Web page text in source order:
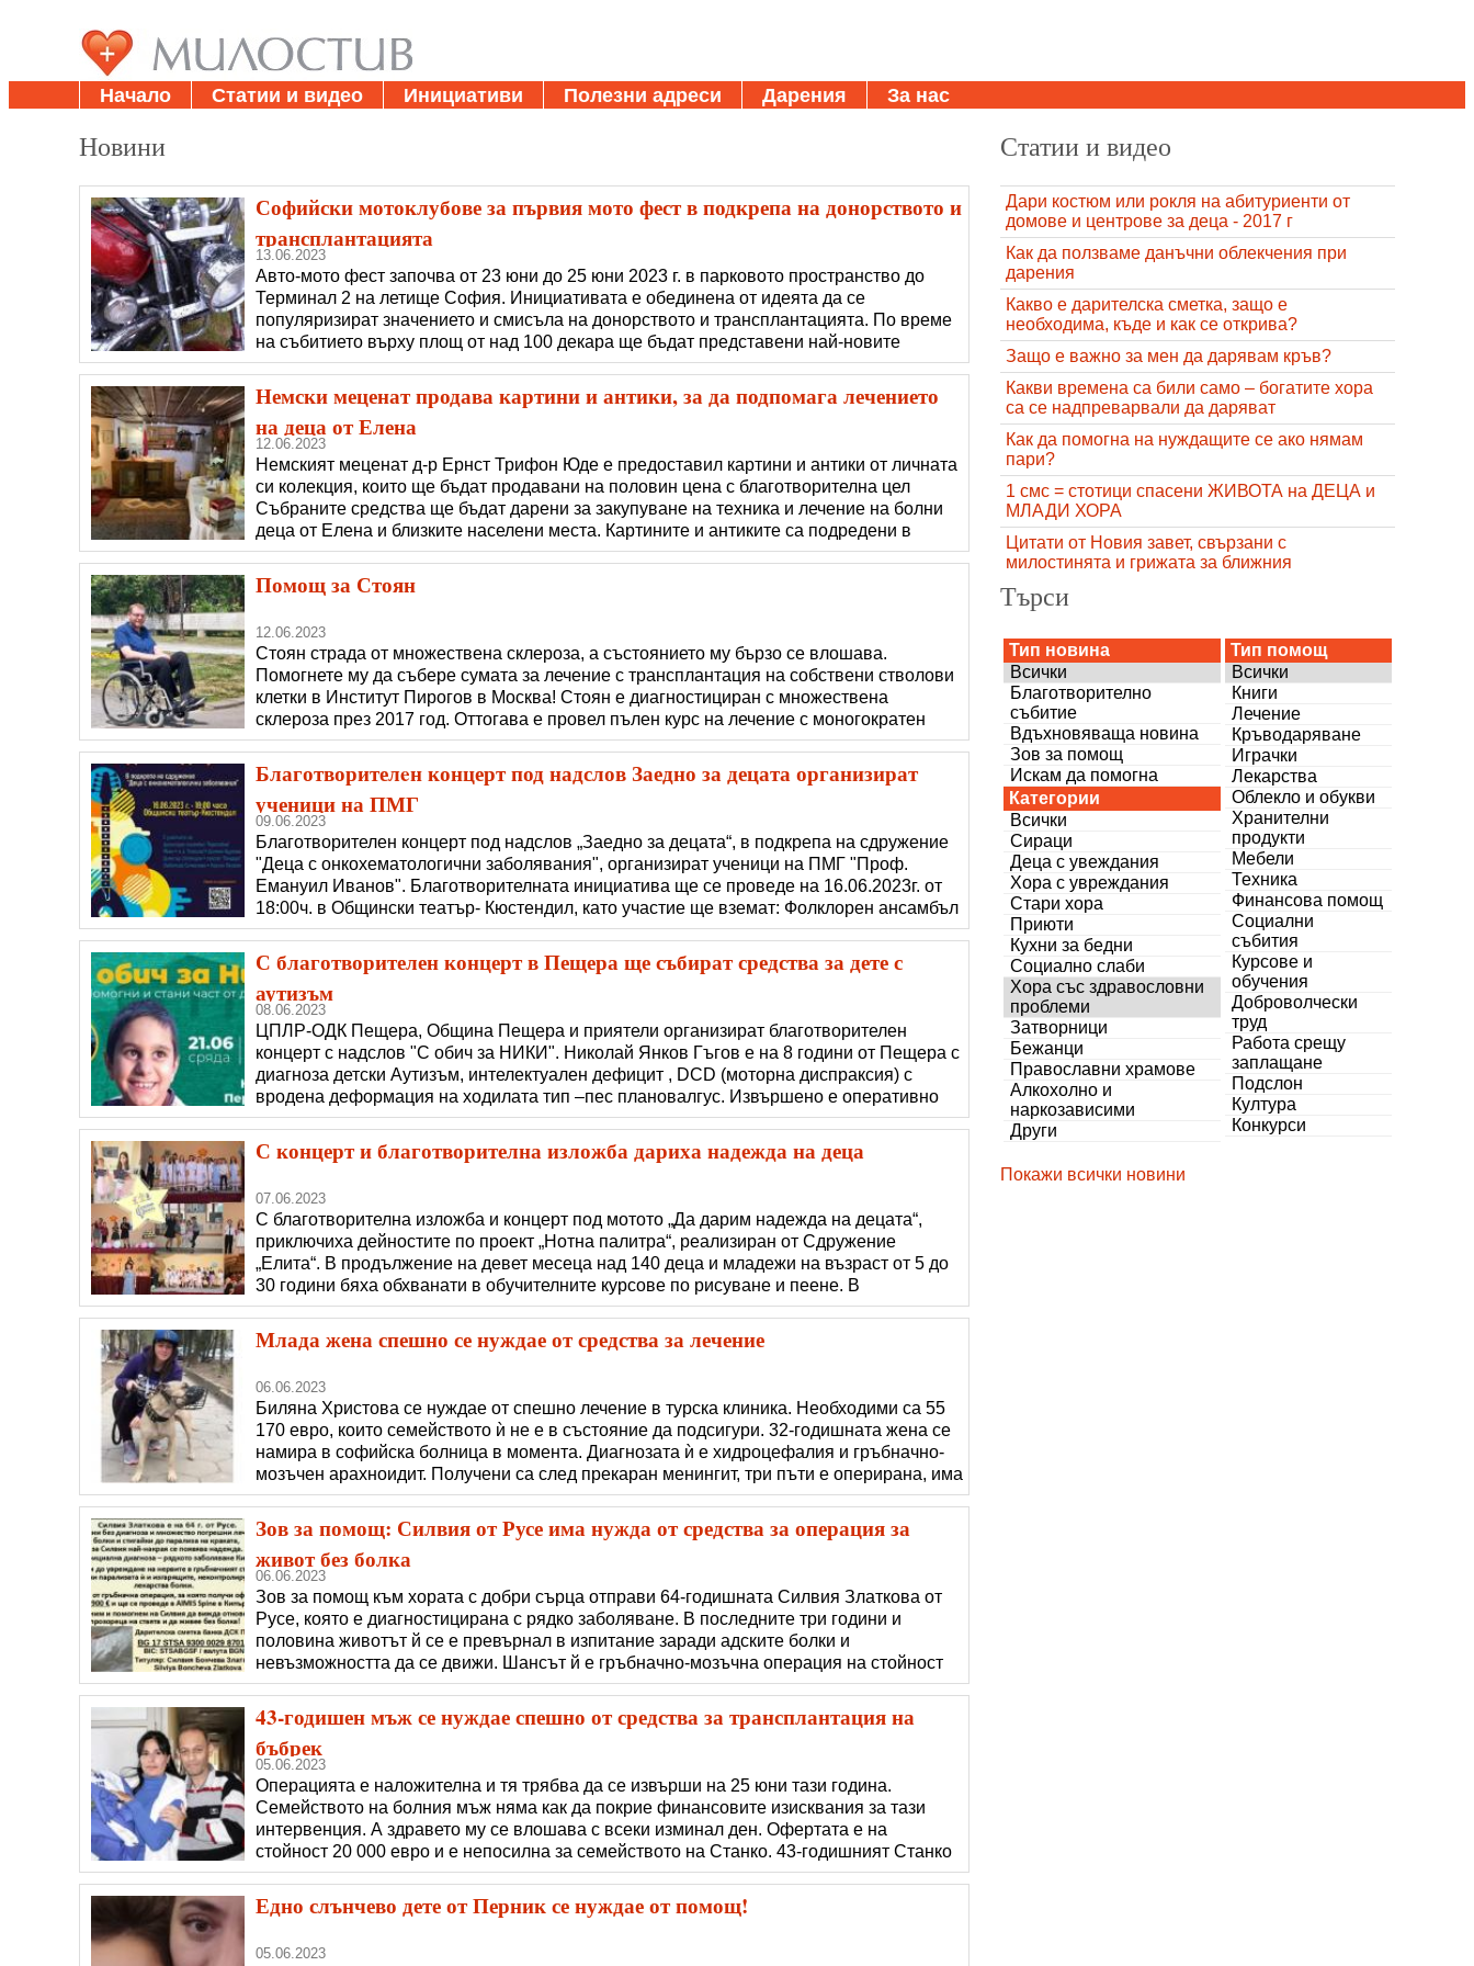
Начало Статии и видео Инициативи Полезни адреси Дарения За нас
Новини
Софийски мотоклубове за първия мото фест в подкрепа на донорството и
трансплантацията
13.06.2023
Авто-мото фест започва от 23 юни до 25 юни 2023 г. в парковото пространство до
Терминал 2 на летище София. Инициативата е обединена от идеята да се
популяризират значението и смисъла на донорството и трансплантацията. По време
на събитието върху площ от над 100 декара ще бъдат представени най-новите
модели мотоциклети, автомобили, кемпери, каравани, ATV, UTV. Посетителите ще
имат възможността да видят различни видове аксесоари и принадлежност�
Немски меценат продава картини и антики, за да подпомага лечението
на деца от Елена
12.06.2023
Немският меценат д-р Ернст Трифон Юде е предоставил картини и антики от личната
си колекция, които ще бъдат продавани на половин цена с благотворителна цел
Събраните средства ще бъдат дарени за закупуване на техника и лечение на болни
деца от Елена и близките населени места. Картините и антиките са подредени в
бащината къща на Яворовата Мина в Елена, която беше закупена преди 12 години от
д-р Ернст Трифон Юде. Меценатът я спаси от ра�
Помощ за Стоян
12.06.2023
Стоян страда от множествена склероза, а състоянието му бързо се влошава.
Помогнете му да събере сумата за лечение с трансплантация на собствени стволови
клетки в Институт Пирогов в Москва! Стоян е диагностициран с множествена
склероза през 2017 год. Оттогава е провел пълен курс на лечение с моногократен
прием в болници заради чести пристъпи. Надежда му дава лечението с химиотерапия
и трансплантация на собствени стволови клетки в И�
Благотворителeн концерт под надслов Заедно за децата организират
ученици на ПМГ
09.06.2023
Благотворителeн концерт под надслов „Заедно за децата“, в подкрепа на сдружение
"Деца с онкохематологични заболявания", организират ученици на ПМГ "Проф.
Емануил Иванов". Благотворителната инициатива ще се проведе на 16.06.2023г. от
18:00ч. в Общински театър- Кюстендил, като участие ще вземат: Фолклорен ансамбъл
„Родолюбие“, Мона, к.а „Класико“, Димана Крумова, Димитър Стоймиров, секстет
„Пендара“, Любомира Симеонова, Карина Петрова.
С благотворителен концерт в Пещера ще събират средства за дете с
аутизъм
08.06.2023
ЦПЛР-ОДК Пещера, Община Пещера и приятели организират благотворителен
концерт с надслов "С обич за НИКИ". Николай Янков Гъгов е на 8 години от Пещера с
диагноза детски Аутизъм, интелектуален дефицит , DCD (моторна диспраксия) с
вродена деформация на ходилата тип –пес плановалгус. Извършено е оперативно
лечение на лявото ходило и предстои втора оперативна намеса на дясното краче. За
подобряване на състоянието му са необходими серия
С концерт и благотворителна изложба дариха надежда на деца
07.06.2023
С благотворителна изложба и концерт под мотото „Да дарим надежда на децата“,
приключиха дейностите по проект „Нотна палитра“, реализиран от Сдружение
„Елита“. В продължение на девет месеца над 140 деца и младежи на възраст от 5 до
30 години бяха обхванати в обучителните курсове по рисуване и пеене. В
инициативата се включиха малчугани от група „Детство мое“ в Детска градина „Соня“,
ученици от дузина училища във Велико Търново, как�
Млада жена спешно се нуждае от средства за лечение
06.06.2023
Биляна Христова се нуждае от спешно лечение в турска клиника. Необходими са 55
170 евро, които семейството ѝ не е в състояние да подсигури. 32-годишната жена се
намира в софийска болница в момента. Диагнозата ѝ е хидроцефалия и гръбначно-
мозъчен арахноидит. Получени са след прекаран менингит, три пъти е оперирана, има
поставена клапна система, но състоянието ѝ вместо да се подобри, се е влошило,
обясни майка ѝ, Боянка Цветкова, медицинска се
Зов за помощ: Силвия от Русе има нужда от средства за операция за
живот без болка
06.06.2023
Зов за помощ към хората с добри сърца отправи 64-годишната Силвия Златкова от
Русе, която е диагностицирана с рядко заболяване. В последните три години и
половина животът й се е превърнал в изпитание заради адските болки и
невъзможността да се движи. Шансът й е гръбначно-мозъчна операция на стойност
55 900 евро в AIMIS Spine в Кипър, но средствата са непосилни за възрастната жена.
Ето и посланието на Силвия Златкова: Здравейте, мили хора, поз�
43-годишен мъж се нуждае спешно от средства за трансплантация на
бъбрек
05.06.2023
Операцията е наложителна и тя трябва да се извърши на 25 юни тази година.
Семейството на болния мъж няма как да покрие финансовите изисквания за тази
интервенция. А здравето му се влошава с всеки изминал ден. Офертата е на
стойност 20 000 евро и е непосилна за семейството на Станко. 43-годишният Станко
Мешинаров е с диагноза бъбречна недостатърност и се нуждае спешно от
трансплантация на бъбрек. Проведени са консултации с лекари в Турция,
Едно слънчево дете от Перник се нуждае от помощ!
05.06.2023
Статии и видео
Дари костюм или рокля на абитуриенти от
домове и центрове за деца - 2017 г
Как да ползваме данъчни облекчения при
дарения
Какво е дарителска сметка, защо е
необходима, къде и как се открива?
Защо е важно за мен да дарявам кръв?
Какви времена са били само – богатите хора
са се надпреварвали да даряват
Как да помогна на нуждащите се ако нямам
пари?
1 смс = стотици спасени ЖИВОТА на ДЕЦА и
МЛАДИ ХОРА
Цитати от Новия завет, свързани с
милостинята и грижата за ближния
Търси
Тип новина
Всички
Благотворително
събитие
Вдъхновяваща новина
Зов за помощ
Искам да помогна
Категории
Всички
Сираци
Деца с увеждания
Хора с увреждания
Стари хора
Приюти
Кухни за бедни
Социално слаби
Хора със здравословни
проблеми
Затворници
Бежанци
Православни храмове
Алкохолно и
наркозависими
Други
Тип помощ
Всички
Книги
Лечение
Кръводаряване
Играчки
Лекарства
Облекло и обукви
Хранителни
продукти
Мебели
Техника
Финансова помощ
Социални
събития
Курсове и
обучения
Доброволчески
труд
Работа срещу
заплащане
Подслон
Култура
Конкурси
Покажи всички новини